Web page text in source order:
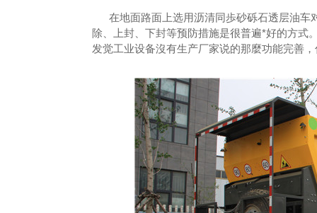
在地面路面上选用沥清同歩砂砾石透层油车
除、上封、下封等预防措施是很普遍*好的方式
发觉工业设备沒有生产厂家说的那麼功能完善